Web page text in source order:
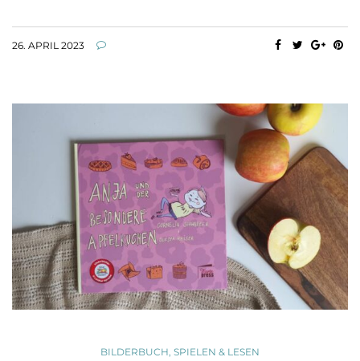
26. APRIL 2023
BILDERBUCH SPIELEN & LESEN